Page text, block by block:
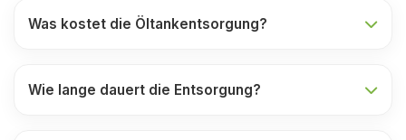
Was kostet die Öltankentsorgung?
Wie lange dauert die Entsorgung?